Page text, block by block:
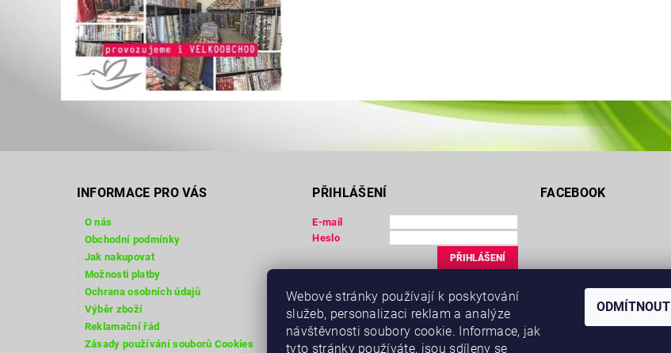
INFORMACE PRO VÁS
O nás
Obchodní podmínky
Jak nakupovat
Možnosti platby
Ochrana osobních údajů
Výběr zboží
Reklamační řád
Zásady používání souborů Cookies
PŘIHLÁŠENÍ
E-mail
Heslo
Zapomenuté heslo
FACEBOOK
Webové stránky používají k poskytování
služeb, personalizaci reklam a analýze
návštěvnosti soubory cookie. Informace, jak
tyto stránky používáte, jsou sdíleny se
ODMÍTNOUT